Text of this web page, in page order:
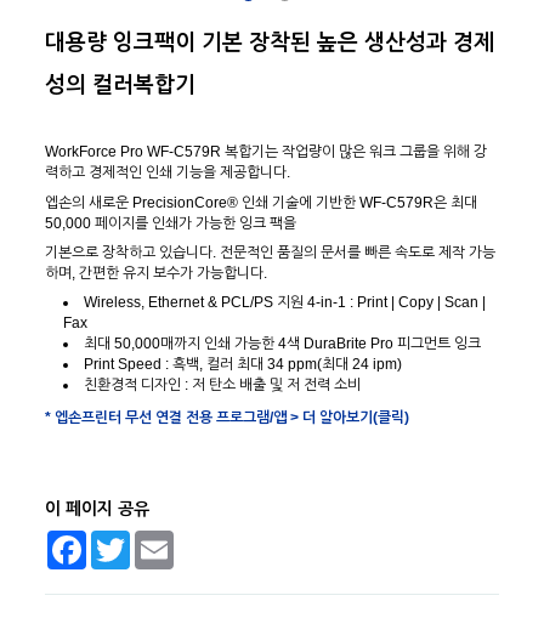
대용량 잉크팩이 기본 장착된 높은 생산성과 경제
성의 컬러복합기
WorkForce Pro WF-C579R 복합기는 작업량이 많은 워크 그룹을 위해 강
력하고 경제적인 인쇄 기능을 제공합니다.
엡손의 새로운 PrecisionCore® 인쇄 기술에 기반한 WF-C579R은 최대
50,000 페이지를 인쇄가 가능한 잉크 팩을
기본으로 장착하고 있습니다. 전문적인 품질의 문서를 빠른 속도로 제작 가능
하며, 간편한 유지 보수가 가능합니다.
Wireless, Ethernet & PCL/PS 지원 4-in-1 : Print | Copy | Scan |
Fax
최대 50,000매까지 인쇄 가능한 4색 DuraBrite Pro 피그먼트 잉크
Print Speed : 흑백, 컬러 최대 34 ppm(최대 24 ipm)
친환경적 디자인 : 저 탄소 배출 및 저 전력 소비
* 엡손프린터 무선 연결 전용 프로그램/앱 > 더 알아보기(클릭)
이 페이지 공유
Facebook
Twitter